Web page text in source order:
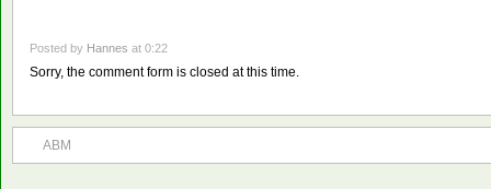
Posted by Hannes at 0:22
Sorry, the comment form is closed at this time.
ABM